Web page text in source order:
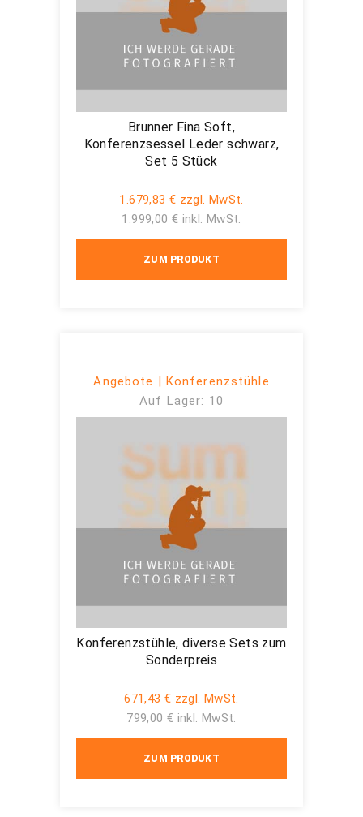
Brunner Fina Soft,
Konferenzsessel Leder schwarz,
Set 5 Stück
1.679,83 € zzgl. MwSt.
1.999,00 € inkl. MwSt.
ZUM PRODUKT
Angebote | Konferenzstühle
Auf Lager: 10
Konferenzstühle, diverse Sets zum
Sonderpreis
671,43 € zzgl. MwSt.
799,00 € inkl. MwSt.
ZUM PRODUKT